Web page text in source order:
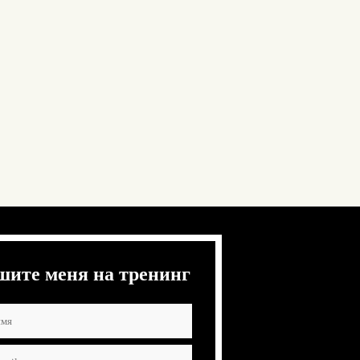
меня на тренинг